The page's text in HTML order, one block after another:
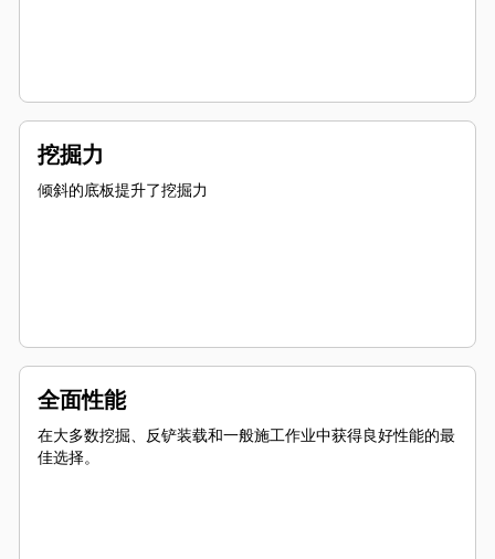
挖掘力
倾斜的底板提升了挖掘力
全面性能
在大多数挖掘、反铲装载和一般施工作业中获得良好性能的最
佳选择。